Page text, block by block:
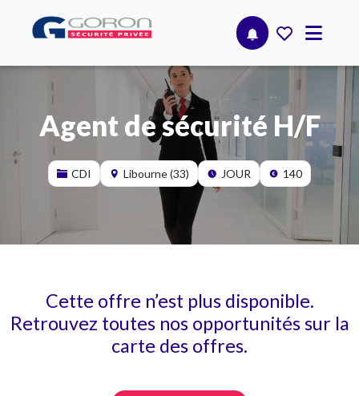
Agent de sécurité H/F
CDI Libourne (33) JOUR 140
Cette offre n’est plus disponible.
Retrouvez toutes nos opportunités sur la
carte des offres.